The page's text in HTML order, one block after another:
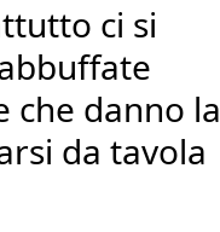
ci si
che danno la
da tavola